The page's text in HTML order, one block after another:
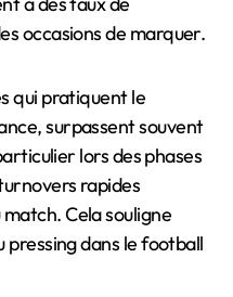
occasions de marquer.
qui pratiquent le
surpassent souvent
lors des phases
rapides
Cela souligne
pressing dans le football